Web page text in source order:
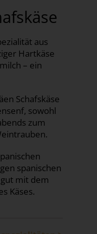
aus
Hartkäse
– ein
Schafskäse
sowohl
zum
spanischen
mit dem
Käses.